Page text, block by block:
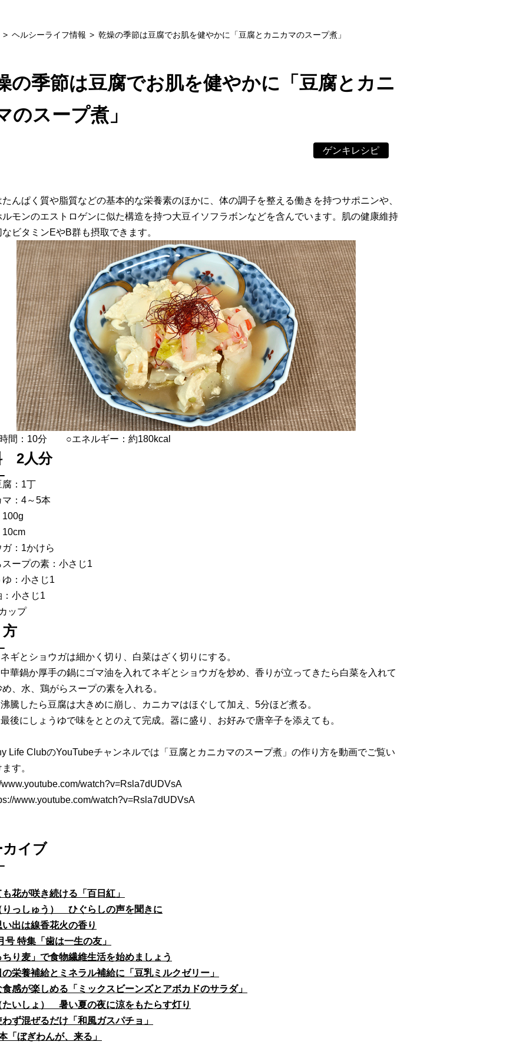
ヘルシーライフ情報 乾燥の季節は豆腐でお肌を健やかに「豆腐とカニカマのスープ煮」
の季節は豆腐でお肌を健やかに「豆腐とカニ
のスープ煮」
ゲンキレシピ
たんぱく質や脂質などの基本的な栄養素のほかに、体の調子を整える働きを持つサポニンや、
ルモンのエストロゲンに似た構造を持つ大豆イソフラボンなどを含んでいます。肌の健康維持
なビタミンEやB群も摂取できます。
間：10分 ○エネルギー：約180kcal
2人分
腐：1丁
マ：4～5本
100g
10cm
ガ：1かけら
スープの素：小さじ1
ゆ：小さじ1
：小さじ1
ップ
ネギとショウガは細かく切り、白菜はざく切りにする。
中華鍋か厚手の鍋にゴマ油を入れてネギとショウガを炒め、香りが立ってきたら白菜を入れて
、水、鶏がらスープの素を入れる。
沸騰したら豆腐は大きめに崩し、カニカマはほぐして加え、5分ほど煮る。
最後にしょうゆで味をととのえて完成。器に盛り、お好みで唐辛子を添えても。
Life ClubのYouTubeチャンネルでは「豆腐とカニカマのスープ煮」の作り方を動画でご覧い
す。
www.youtube.com/watch?v=Rsla7dUDVsA
www.youtube.com/watch?v=Rsla7dUDVsA
カイブ
花が咲き続ける「百日紅」
りっしゅう） ひぐらしの声を聞きに
出は線香花火の香り
号 特集「歯は一生の友」
ちり麦」で食物繊維生活を始めましょう
栄養補給とミネラル補給に「豆乳ミルクゼリー」
感が楽しめる「ミックスビーンズとアボカドのサラダ」
たいしょ） 暑い夏の夜に涼をもたらす灯り
わず混ぜるだけ「和風ガスパチョ」
「ぼぎわんが、来る」